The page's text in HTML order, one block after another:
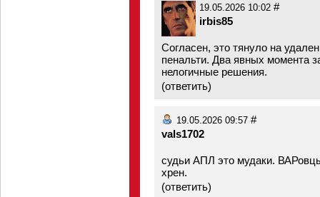
19.05.2026 10:02 #
irbis85
Согласен, это тянуло на
пенальти. Два явных момента
нелогичные решения.
(ответить)
19.05.2026 09:57 #
vals1702
судьи АПЛ это мудаки.
хрен.
(ответить)